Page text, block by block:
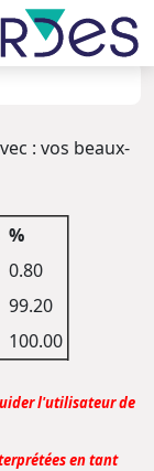
: vos beaux-
%
0.80
99.20
100.00
l'utilisateur de
en tant